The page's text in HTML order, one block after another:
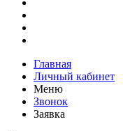
Главная
Личный кабинет
Меню
Звонок
Заявка